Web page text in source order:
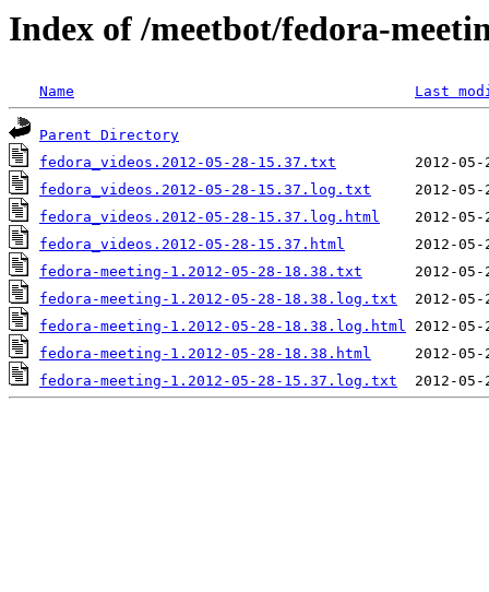
Index of /meetbot/fedora-
Name Last
Parent Directory
fedora_videos.2012-05-28-15.37.txt
fedora_videos.2012-05-28-15.37.log.txt
fedora_videos.2012-05-28-15.37.log.html
fedora_videos.2012-05-28-15.37.html
fedora-meeting-1.2012-05-28-18.38.txt
fedora-meeting-1.2012-05-28-18.38.log.txt
fedora-meeting-1.2012-05-28-18.38.log.html
fedora-meeting-1.2012-05-28-18.38.html
fedora-meeting-1.2012-05-28-15.37.log.txt